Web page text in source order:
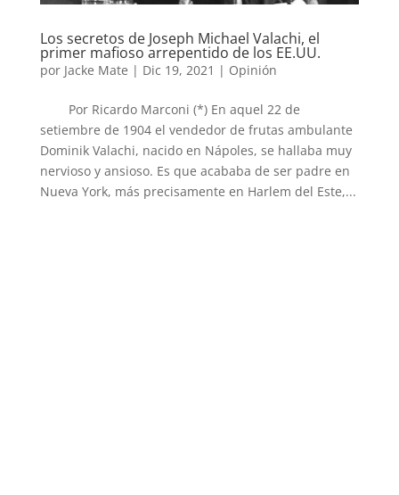
Los secretos de Joseph Michael Valachi, el
primer mafioso arrepentido de los EE.UU.
por Jacke Mate | Dic 19, 2021 | Opinión
Por Ricardo Marconi (*) En aquel 22 de
setiembre de 1904 el vendedor de frutas ambulante
Dominik Valachi, nacido en Nápoles, se hallaba muy
nervioso y ansioso. Es que acababa de ser padre en
Nueva York, más precisamente en Harlem del Este,...